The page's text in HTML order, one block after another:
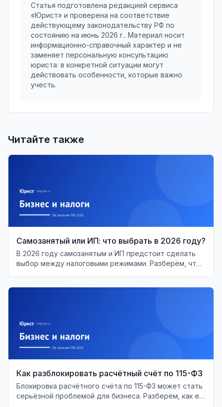
Статья подготовлена редакцией сервиса
«Юрист» и проверена на соответствие
действующему законодательству РФ по
состоянию на июнь 2026 г.. Материал носит
информационно-справочный характер и не
заменяет персональную консультацию
юриста: в конкретной ситуации могут
действовать особенности, которые важно
учесть.
Читайте также
Самозанятый или ИП: что выбрать в 2026 году?
В 2026 году самозанятым и ИП предстоит сделать
выбор между налоговыми режимами. Разберём, что
Как разблокировать расчётный счёт по 115-ФЗ
Блокировка расчётного счёта по 115-ФЗ может стать
серьёзной проблемой для бизнеса. Разберём, как её